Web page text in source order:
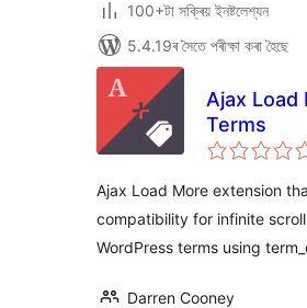
100+টা সক্ৰিয় ইনষ্টলেশ্যন
5.4.19ৰ সৈতে পৰীক্ষা কৰা হৈছে
Ajax Load
Terms
Ajax Load More extension
compatibility for infinite
WordPress terms using
Darren Cooney